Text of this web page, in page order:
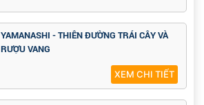
YAMANASHI - THIÊN ĐƯỜNG TRÁI CÂY VÀ
RƯỢU VANG
XEM CHI TIẾT